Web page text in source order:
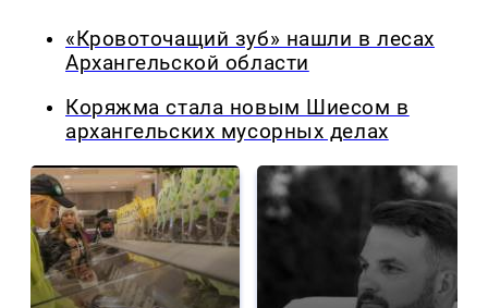
«Кровоточащий зуб» нашли в лесах
Архангельской области
Коряжма стала новым Шиесом в
архангельских мусорных делах